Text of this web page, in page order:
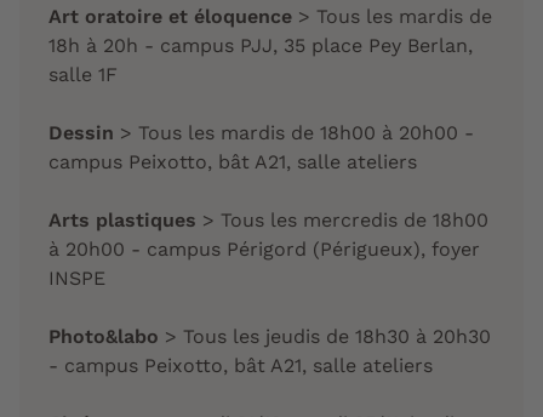
Art oratoire et éloquence > Tous les mardis de
18h à 20h - campus PJJ, 35 place Pey Berlan,
salle 1F
Dessin > Tous les mardis de 18h00 à 20h00 -
campus Peixotto, bât A21, salle ateliers
Arts plastiques > Tous les mercredis de 18h00
à 20h00 - campus Périgord (Périgueux), foyer
INSPE
Photo&labo > Tous les jeudis de 18h30 à 20h30
- campus Peixotto, bât A21, salle ateliers​​​​​